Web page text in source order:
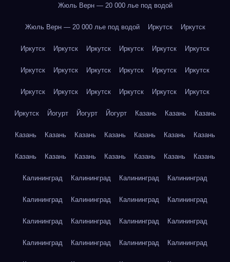
Жюль Верн — 20 000 лье под водой
Жюль Верн — 20 000 лье под водой Иркутск Иркутск
Иркутск Иркутск Иркутск Иркутск Иркутск Иркутск
Иркутск Иркутск Иркутск Иркутск Иркутск Иркутск
Иркутск Иркутск Иркутск Иркутск Иркутск Иркутск
Иркутск Йогурт Йогурт Йогурт Казань Казань Казань
Казань Казань Казань Казань Казань Казань Казань
Казань Казань Казань Казань Казань Казань Казань
Калининград Калининград Калининград Калининград
Калининград Калининград Калининград Калининград
Калининград Калининград Калининград Калининград
Калининград Калининград Калининград Калининград